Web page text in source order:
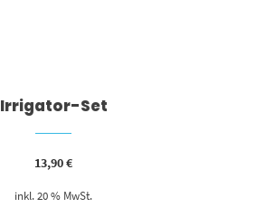
Irrigator-Set
13,90€
inkl. 20 % MwSt.